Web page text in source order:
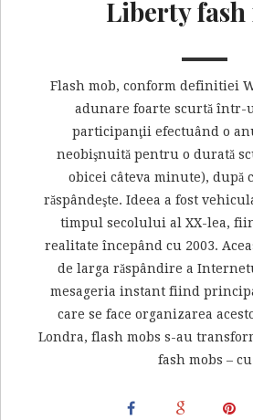
Liberty fash
Flash mob, conform definitiei
adunare foarte scurtă într-
participanţii efectuând o
neobişnuită pentru o durată
obicei câteva minute), după
răspândeşte. Ideea a fost
timpul secolului al XX-lea,
realitate începând cu 2003.
de larga răspândire a
mesageria instant fiind
care se face organizarea
Londra, flash mobs s-au
fash mobs – cu